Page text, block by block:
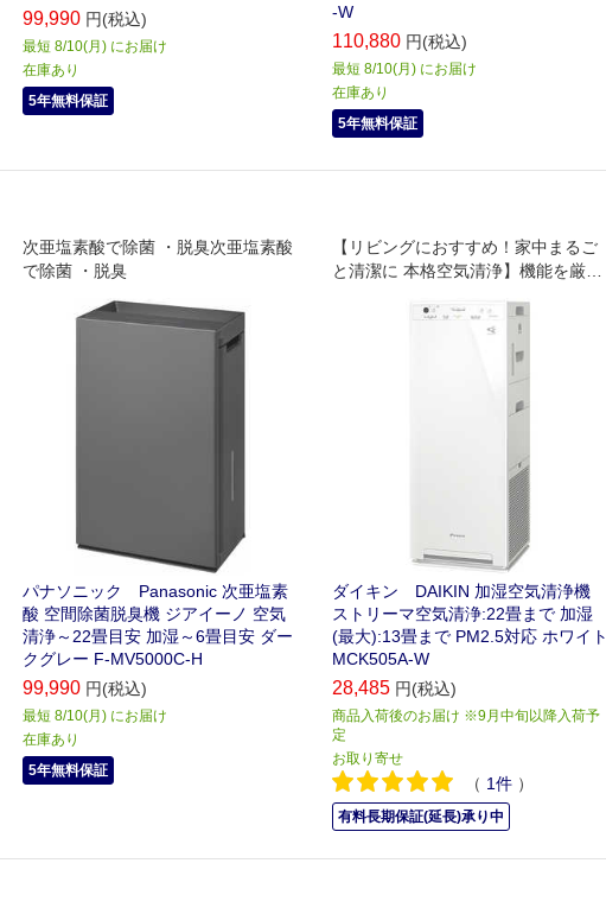
99,990 円(税込)
最短 8/10(月) にお届け
在庫あり
5年無料保証
-W
110,880 円(税込)
最短 8/10(月) にお届け
在庫あり
5年無料保証
次亜塩素酸で除菌 ・脱臭次亜塩素酸
で除菌 ・脱臭
パナソニック Panasonic 次亜塩素
酸 空間除菌脱臭機 ジアイーノ 空気
清浄～22畳目安 加湿～6畳目安 ダー
クグレー F-MV5000C-H
99,990 円(税込)
最短 8/10(月) にお届け
在庫あり
5年無料保証
【リビングにおすすめ！家中まるご
と清潔に 本格空気清浄】機能を厳選
ダイキン DAIKIN 加湿空気清浄機
ストリーマ空気清浄:22畳まで 加湿
(最大):13畳まで PM2.5対応 ホワイト
MCK505A-W
28,485 円(税込)
商品入荷後のお届け ※9月中旬以降入荷予
定
お取り寄せ
（ 1件 ）
有料長期保証(延長)承り中